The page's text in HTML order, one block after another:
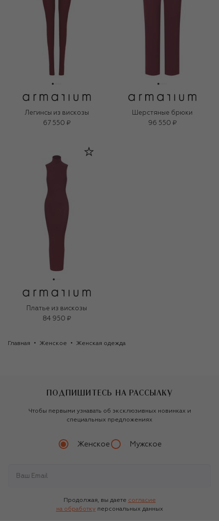
Легинсы из вискозы
67 550 ₽
Шерстяные брюки
96 550 ₽
Платье из вискозы
84 950 ₽
Главная Женское Женская одежда
ПОДПИШИТЕСЬ НА РАССЫЛКУ
Чтобы первыми узнавать об эксклюзивных новинках и
специальных предложениях
Женское Мужское
Продолжая, вы даете согласие
на обработку персональных данных